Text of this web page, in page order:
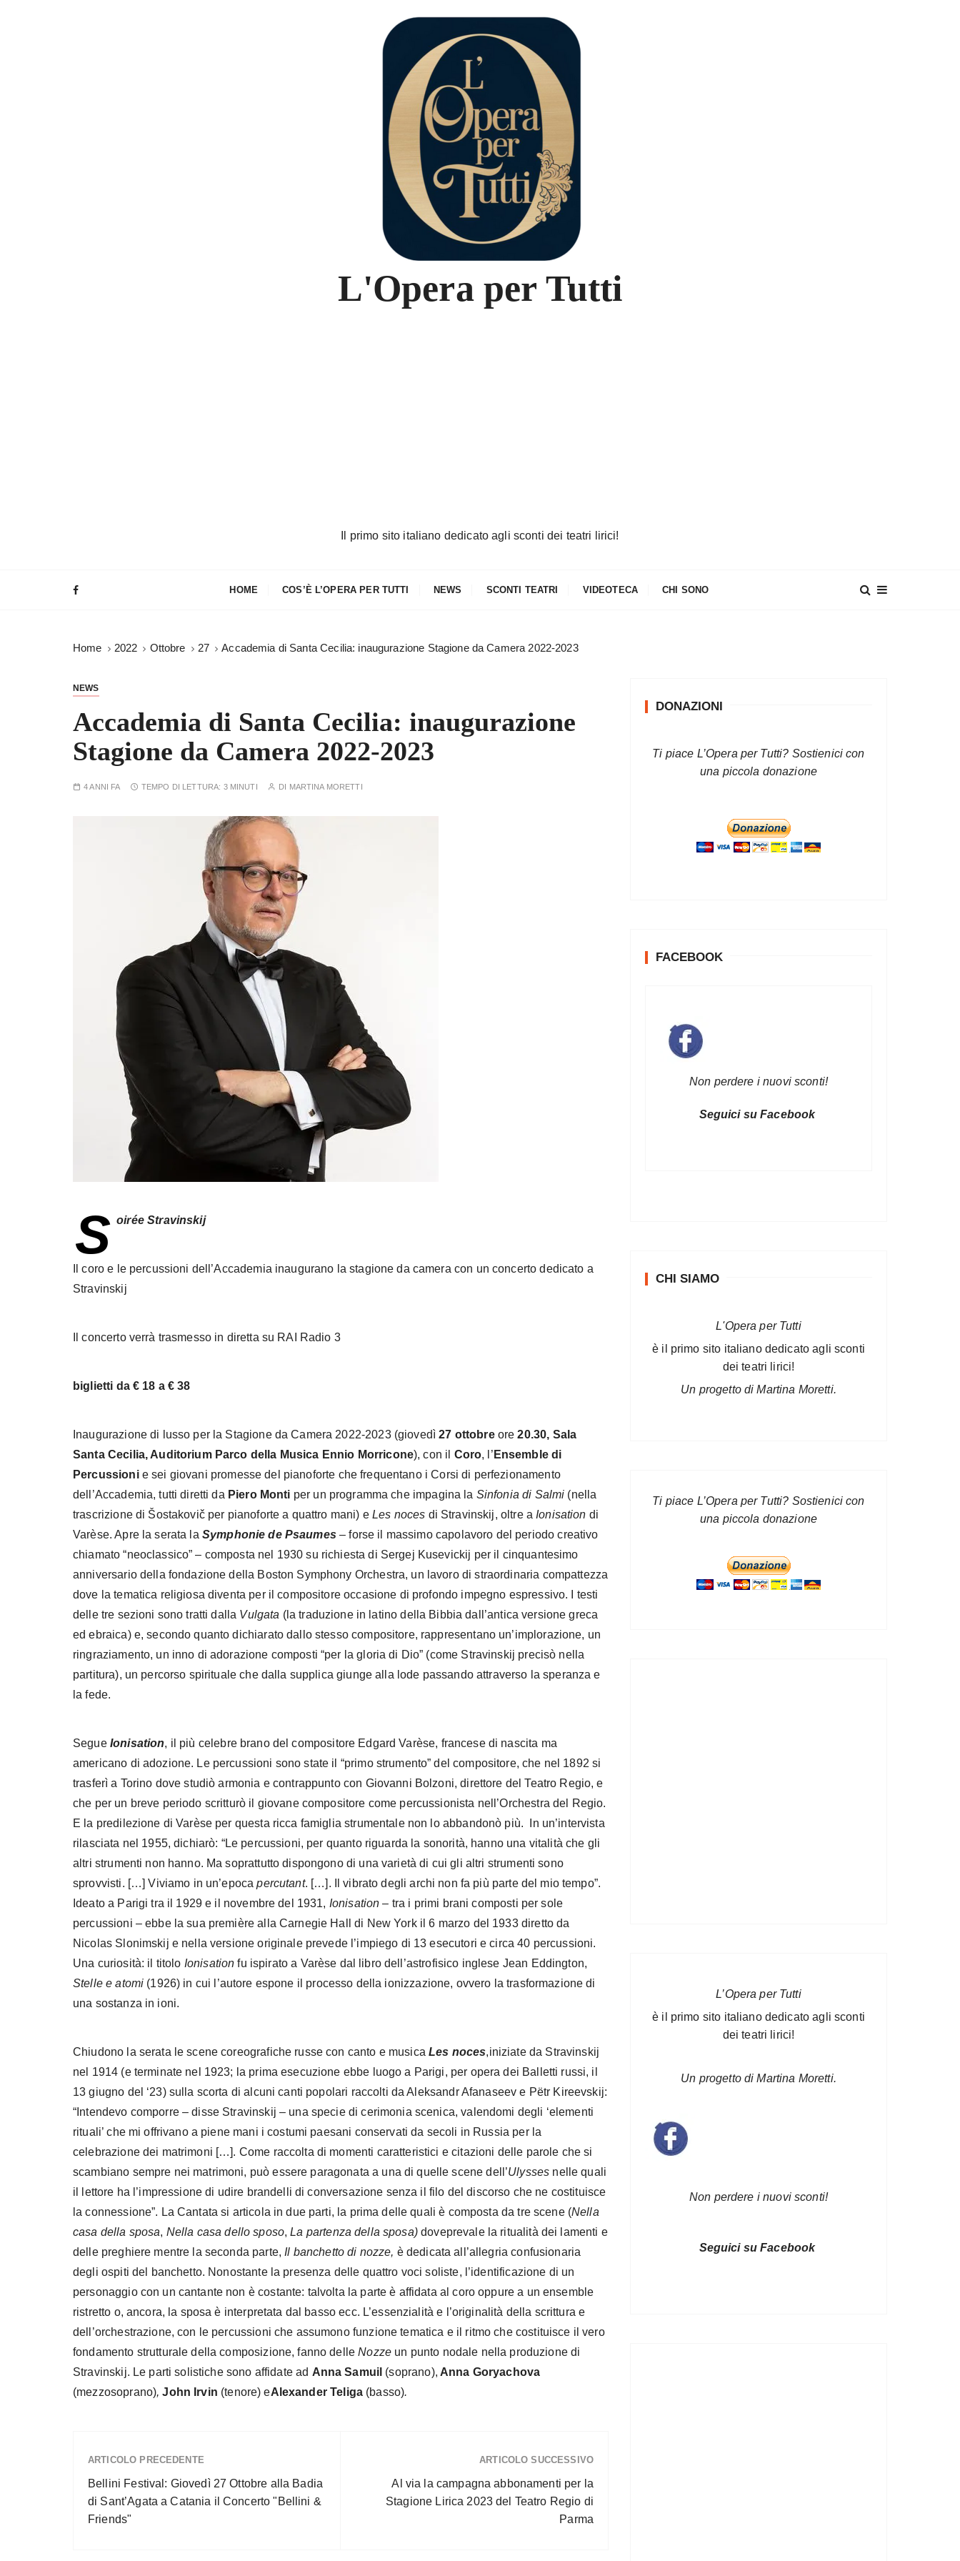
L'Opera per Tutti
Il primo sito italiano dedicato agli sconti dei teatri lirici!
HOME COS’È L’OPERA PER TUTTI NEWS SCONTI TEATRI VIDEOTECA CHI SONO
Home 2022 Ottobre 27 Accademia di Santa Cecilia: inaugurazione Stagione da Camera 2022-2023
NEWS
Accademia di Santa Cecilia: inaugurazione
Stagione da Camera 2022-2023
4 ANNI FA TEMPO DI LETTURA: 3 MINUTI DI MARTINA MORETTI
S oirée Stravinskij
Il coro e le percussioni dell’Accademia inaugurano la stagione da camera con un concerto dedicato a
Stravinskij
Il concerto verrà trasmesso in diretta su RAI Radio 3
biglietti da € 18 a € 38
Inaugurazione di lusso per la Stagione da Camera 2022-2023 (giovedì27 ottobreore20.30, Sala
Santa Cecilia, Auditorium Parco della Musica Ennio Morricone), con il Coro, l’ Ensemble di
Percussionie sei giovani promesse del pianoforte che frequentano i Corsi di perfezionamento
dell’Accademia, tutti diretti da Piero Monti per un programma che impagina la Sinfonia di Salmi (nella
trascrizione di Šostakovič per pianoforte a quattro mani) e Les noces di Stravinskij, oltre a Ionisation di
Varèse. Apre la serata la Symphonie de Psaumes– forse il massimo capolavoro del periodo creativo
chiamato “neoclassico” – composta nel 1930 su richiesta di Sergej Kusevickij per il cinquantesimo
anniversario della fondazione della Boston Symphony Orchestra, un lavoro di straordinaria compattezza
dove la tematica religiosa diventa per il compositore occasione di profondo impegno espressivo. I testi
delle tre sezioni sono tratti dalla Vulgata (la traduzione in latino della Bibbia dall’antica versione greca
ed ebraica) e, secondo quanto dichiarato dallo stesso compositore, rappresentano un’implorazione, un
ringraziamento, un inno di adorazione composti “per la gloria di Dio” (come Stravinskij precisò nella
partitura), un percorso spirituale che dalla supplica giunge alla lode passando attraverso la speranza e
la fede.
Segue Ionisation, il più celebre brano del compositore Edgard Varèse, francese di nascita ma
americano di adozione. Le percussioni sono state il “primo strumento” del compositore, che nel 1892 si
trasferì a Torino dove studiò armonia e contrappunto con Giovanni Bolzoni, direttore del Teatro Regio, e
che per un breve periodo scritturò il giovane compositore come percussionista nell’Orchestra del Regio.
E la predilezione di Varèse per questa ricca famiglia strumentale non lo abbandonò più.
In un’intervista
rilasciata nel 1955, dichiarò: “Le percussioni, per quanto riguarda la sonorità, hanno una vitalità che gli
altri strumenti non hanno. Ma soprattutto dispongono di una varietà di cui gli altri strumenti sono
sprovvisti. […] Viviamo in un’epocapercutant. […]. Il vibrato degli archi non fa più parte del mio tempo”.
Ideato a Parigi tra il 1929 e il novembre del 1931, Ionisation – tra i primi brani composti per sole
percussioni – ebbe la sua première alla Carnegie Hall di New York il 6 marzo del 1933 diretto da
Nicolas Slonimskij e nella versione originale prevede l’impiego di 13 esecutori e circa 40 percussioni.
Una curiosità: il titolo Ionisation fu ispirato a Varèse dal libro dell’astrofisico inglese Jean Eddington,
Stelle e atomi (1926) in cui l’autore espone il processo della ionizzazione, ovvero la trasformazione di
una sostanza in ioni.
Chiudono la serata le scene coreografiche russe con canto e musicaLes noces,iniziate da Stravinskij
nel 1914 (e terminate nel 1923; la prima esecuzione ebbe luogo a Parigi, per opera dei Balletti russi, il
13 giugno del ‘23) sulla scorta di alcuni canti popolari raccolti da Aleksandr Afanaseev e Pëtr Kireevskij:
“Intendevo comporre – disse Stravinskij – una specie di cerimonia scenica, valendomi degli ‘elementi
rituali’ che mi offrivano a piene mani i costumi paesani conservati da secoli in Russia per la
celebrazione dei matrimoni […]. Come raccolta di momenti caratteristici e citazioni delle parole che si
scambiano sempre nei matrimoni, può essere paragonata a una di quelle scene dell’Ulysses nelle quali
il lettore ha l’impressione di udire brandelli di conversazione senza il filo del discorso che ne costituisce
la connessione”. La Cantata si articola in due parti, la prima delle quali è composta da tre scene (Nella
casa della sposa, Nella casa dello sposo,La partenza della sposa)doveprevale la ritualità dei lamenti e
delle preghiere mentre la seconda parte, Il banchetto di nozze, è dedicata all’allegria confusionaria
degli ospiti del banchetto. Nonostante la presenza delle quattro voci soliste, l’identificazione di un
personaggio con un cantante non è costante: talvolta la parte è affidata al coro oppure a un ensemble
ristretto o, ancora, la sposa è interpretata dal basso ecc. L’essenzialità e l’originalità della scrittura e
dell’orchestrazione, con le percussioni che assumono funzione tematica e il ritmo che costituisce il vero
fondamento strutturale della composizione, fanno delleNozze un punto nodale nella produzione di
Stravinskij. Le parti solistiche sono affidate ad Anna Samuil (soprano), Anna Goryachova
(mezzosoprano),John Irvin (tenore) eAlexander Teliga(basso).
ARTICOLO PRECEDENTE
Bellini Festival: Giovedì 27 Ottobre alla Badia
di Sant’Agata a Catania il Concerto "Bellini &
Friends"
ARTICOLO SUCCESSIVO
Al via la campagna abbonamenti per la
Stagione Lirica 2023 del Teatro Regio di
Parma
DONAZIONI
Ti piace L’Opera per Tutti? Sostienici con
una piccola donazione
FACEBOOK
Non perdere i nuovi sconti!
Seguici su Facebook
CHI SIAMO
L'Opera per Tutti
è il primo sito italiano dedicato agli sconti
dei teatri lirici!
Un progetto di Martina Moretti.
Ti piace L’Opera per Tutti? Sostienici con
una piccola donazione
L’Opera per Tutti
è il primo sito italiano dedicato agli sconti
dei teatri lirici!
Un progetto di Martina Moretti.
Non perdere i nuovi sconti!
Seguici su Facebook